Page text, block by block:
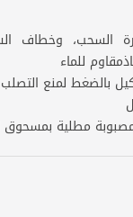
السحب، وخطاف
للماء
بالضغط لمنع
مطلية بمسحوق